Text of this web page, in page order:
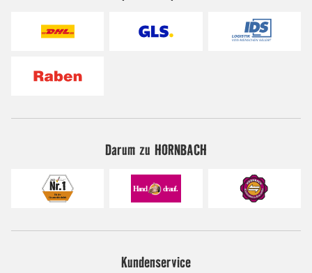
Darum zu HORNBACH
Kundenservice